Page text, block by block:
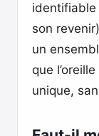
identifiable
son
un
que
unique,